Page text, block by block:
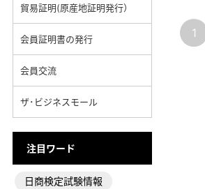
1
貿易証明(原産地証明発行）
会員証明書の発行
会員交流
ザ･ビジネスモール
注目ワード
日商検定試験情報